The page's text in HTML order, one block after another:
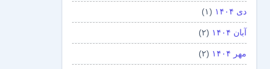
دی ۱۴۰۴ (۱)
آبان ۱۴۰۴ (۲)
مهر ۱۴۰۴ (۲)